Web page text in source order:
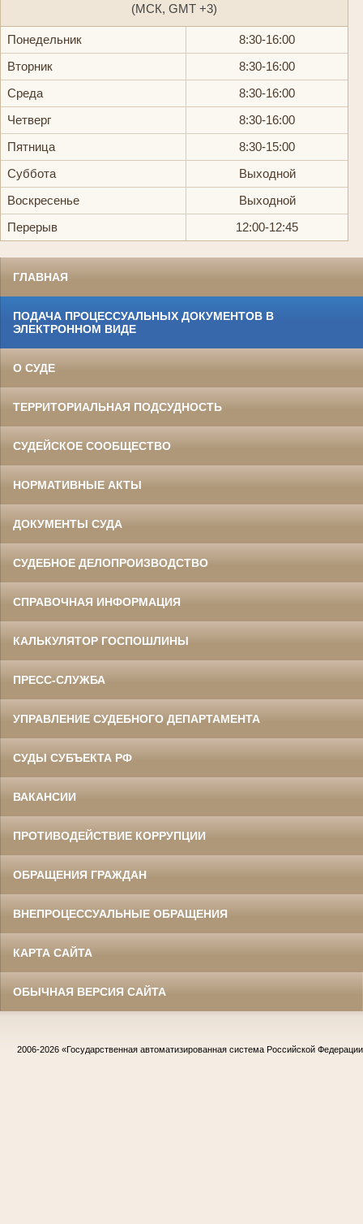
(МСК, GMT +3)
Понедельник
8:30-16:00
Вторник
8:30-16:00
Среда
8:30-16:00
Четверг
8:30-16:00
Пятница
8:30-15:00
Суббота
Выходной
Воскресенье
Выходной
Перерыв
12:00-12:45
ГЛАВНАЯ
ПОДАЧА ПРОЦЕССУАЛЬНЫХ ДОКУМЕНТОВ В
ЭЛЕКТРОННОМ ВИДЕ
О СУДЕ
ТЕРРИТОРИАЛЬНАЯ ПОДСУДНОСТЬ
СУДЕЙСКОЕ СООБЩЕСТВО
НОРМАТИВНЫЕ АКТЫ
ДОКУМЕНТЫ СУДА
СУДЕБНОЕ ДЕЛОПРОИЗВОДСТВО
СПРАВОЧНАЯ ИНФОРМАЦИЯ
КАЛЬКУЛЯТОР ГОСПОШЛИНЫ
ПРЕСС-СЛУЖБА
УПРАВЛЕНИЕ СУДЕБНОГО ДЕПАРТАМЕНТА
СУДЫ СУБЪЕКТА РФ
ВАКАНСИИ
ПРОТИВОДЕЙСТВИЕ КОРРУПЦИИ
ОБРАЩЕНИЯ ГРАЖДАН
ВНЕПРОЦЕССУАЛЬНЫЕ ОБРАЩЕНИЯ
КАРТА САЙТА
ОБЫЧНАЯ ВЕРСИЯ САЙТА
2006-2026 «Государственная автоматизированная система Российской